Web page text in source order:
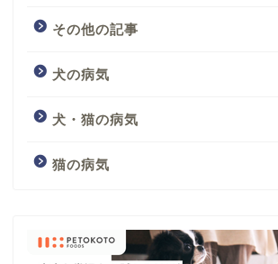
その他の記事
犬の病気
犬・猫の病気
猫の病気